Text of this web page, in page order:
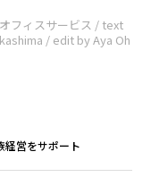
フィスサービス / text
/ edit by Aya Oh
経営をサポート